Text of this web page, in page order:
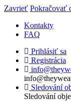
Zavrieť Pokračovať
Kontakty
FAQ
Prihlásiť sa
Registrácia
Sledování
Sledování